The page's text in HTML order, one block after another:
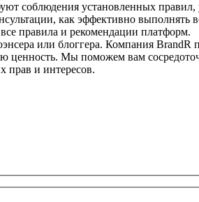
соблюдения установленных правил,
как эффективно выполнять
правила и рекомендации платформ.
или блоггера. Компания BrandR
ценность. Мы поможем вам
прав и интересов.